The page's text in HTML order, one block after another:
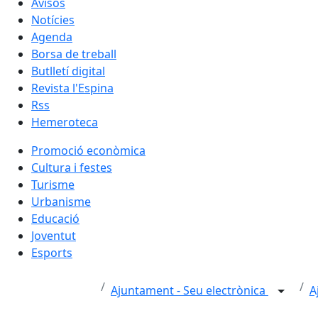
Notícies
Agenda
Borsa de treball
Butlletí digital
Revista l'Espina
Rss
Hemeroteca
Promoció econòmica
Cultura i festes
Turisme
Urbanisme
Educació
Joventut
Esports
Ajuntament - Seu electrònica